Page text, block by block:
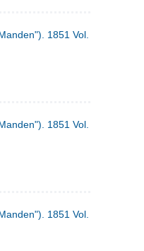
1851 Vol. 1 Nr. 3
1851 Vol. 2 Nr. 4
1851 Vol. 2 Nr. 6